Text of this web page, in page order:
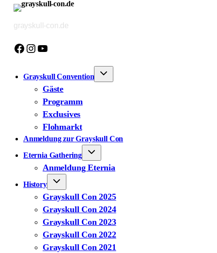
Zum
springen
grayskull-con.de
Facebook
Instagram
YouTube
Grayskull Convention
Gäste
Programm
Exclusives
Flohmarkt
Anmeldung zur Grayskull Con
Eternia Gathering
Anmeldung Eternia
History
Grayskull Con 2025
Grayskull Con 2024
Grayskull Con 2023
Grayskull Con 2022
Grayskull Con 2021